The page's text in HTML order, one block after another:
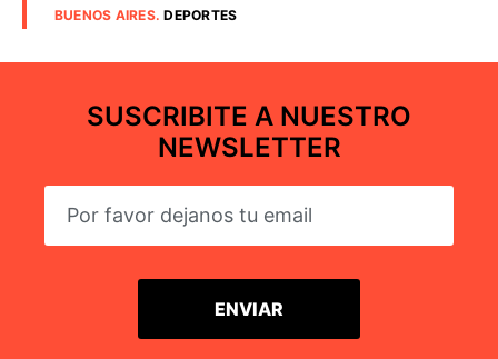
BUENOS AIRES.DEPORTES
SUSCRIBITE A NUESTRO
NEWSLETTER